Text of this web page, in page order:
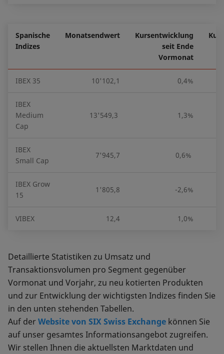
Spanische
Indizes
Monatsendwert
Kursentwicklung
seit Ende
Vormonat
IBEX 35 10'102,1 0,4%
IBEX
Medium
Cap
13'549,3 1,3%
IBEX
Small Cap
7'945,7 0,6%
IBEX Grow
15
1'805,8 -2,6%
VIBEX 12,4 1,0%
Detaillierte Statistiken zu Umsatz und
Transaktionsvolumen pro Segment gegenüber
Vormonat und Vorjahr, zu neu kotierten Produkten
und zur Entwicklung der wichtigsten Indizes finden Sie
in den unten stehenden Tabellen.
Auf derWebsite von SIX Swiss Exchange können Sie
auf unser gesamtes Informationsangebot zugreifen.
Wir stellen Ihnen die aktuellsten Marktdaten und